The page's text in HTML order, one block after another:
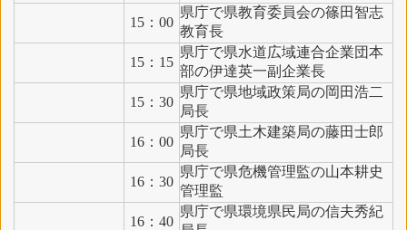
15：00
県庁で県教育委員会の篠田智志
教育長
15：15
県庁で県水道広域連合企業団本
部の伊達英一副企業長
15：30
県庁で県地域政策局の岡田浩二
局長
16：00
県庁で県土木建築局の藤田士郎
局長
16：30
県庁で県危機管理監の山本耕史
管理監
16：40
県庁で県環境県民局の信夫秀紀